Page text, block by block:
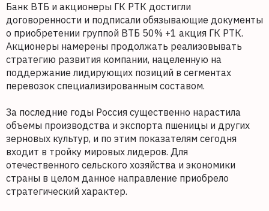
Банк ВТБ и акционеры ГК РТК достигли
договоренности и подписали обязывающие документы
о приобретении группой ВТБ 50% +1 акция ГК РТК.
Акционеры намерены продолжать реализовывать
стратегию развития компании, нацеленную на
поддержание лидирующих позиций в сегментах
перевозок специализированным составом.
За последние годы Россия существенно нарастила
объемы производства и экспорта пшеницы и других
зерновых культур, и по этим показателям сегодня
входит в тройку мировых лидеров. Для
отечественного сельского хозяйства и экономики
страны в целом данное направление приобрело
стратегический характер.